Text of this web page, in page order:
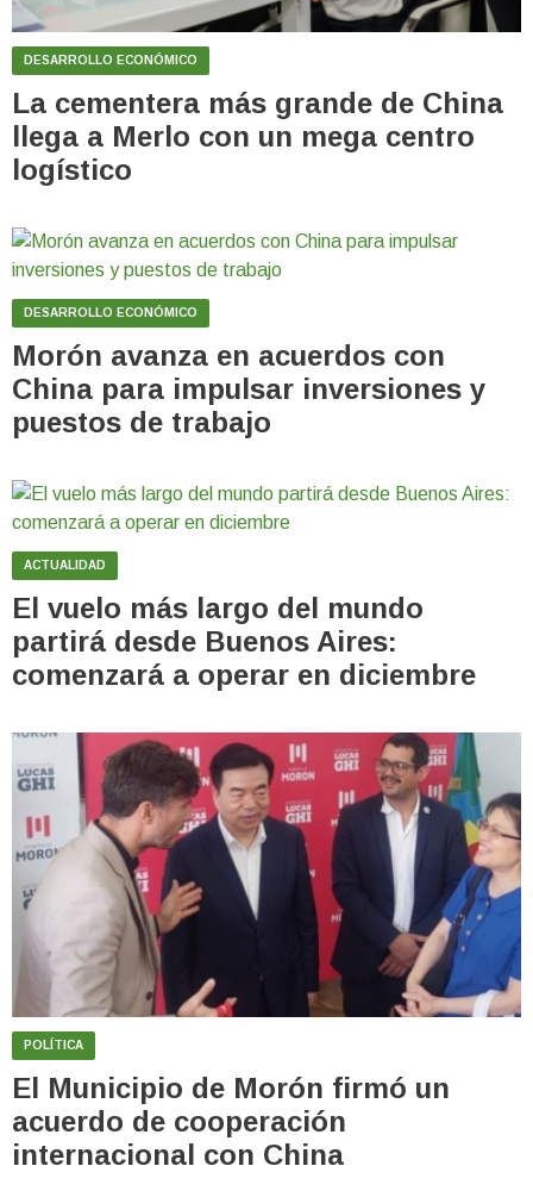
DESARROLLO ECONÓMICO
La cementera más grande de China
llega a Merlo con un mega centro
logístico
DESARROLLO ECONÓMICO
Morón avanza en acuerdos con
China para impulsar inversiones y
puestos de trabajo
ACTUALIDAD
El vuelo más largo del mundo
partirá desde Buenos Aires:
comenzará a operar en diciembre
POLÍTICA
El Municipio de Morón firmó un
acuerdo de cooperación
internacional con China